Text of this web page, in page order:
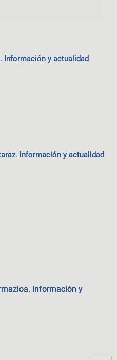
Información y actualidad
Información y actualidad
Información y